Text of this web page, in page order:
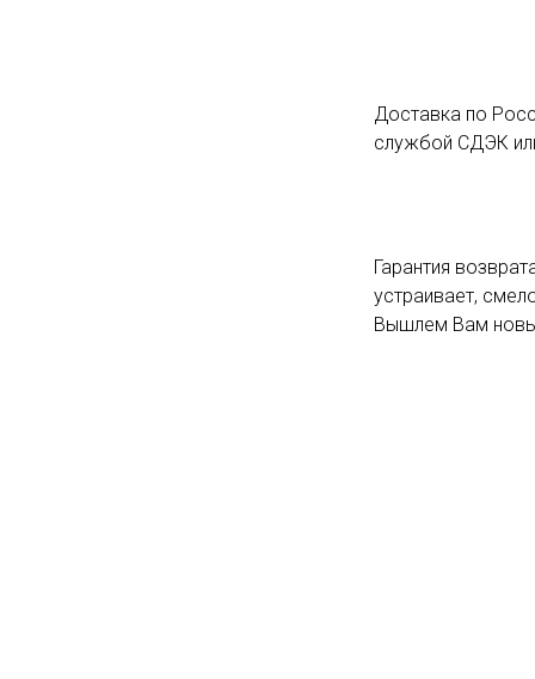
Гарантия
устраивает,
Вышлем Вам
Доставка по
службой СДЭК